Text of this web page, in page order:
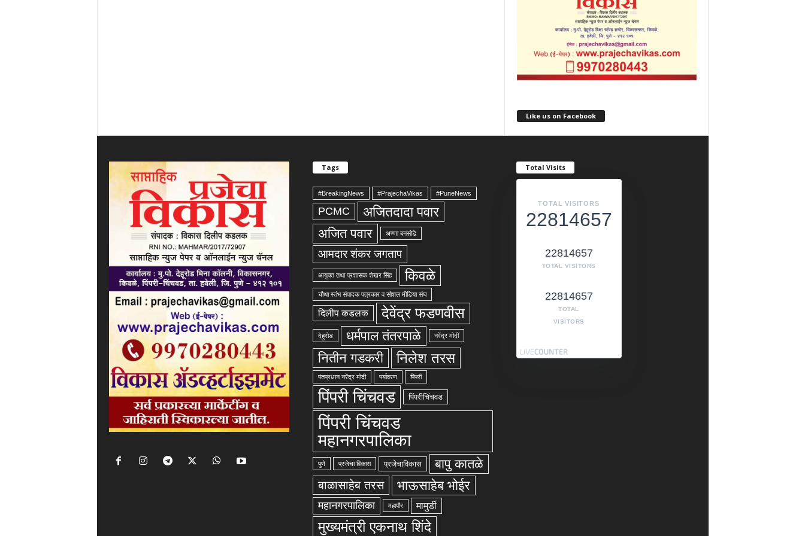
Like us on Facebook
Tags
#BreakingNews #PrajechaVikas #PuneNews
PCMC अजितदादा पवार
अजित पवार अण्णा बनसोडे
आमदार शंकर जगताप
आयुक्त तथा प्रशासक शेखर सिंह किवळे
चौथा स्तंभ संपादक पत्रकार व सोशल मीडिया संघ
दिलीप कडलक देवेंद्र फडणवीस
देहुरोड धर्मपाल तंतरपाळे नरेंद्र मोदीं
नितीन गडकरी निलेश तरस
पंतप्रधान नरेंद्र मोदी पर्यावरण पिंपरी
पिंपरी चिंचवड पिंपरीचिंचवड
पिंपरी चिंचवड
महानगरपालिका
पुणे प्रजेचा विकास प्रजेचाविकास बापु कातळे
बाळासाहेब तरस भाऊसाहेब भोईर
महानगरपालिका महापौर मामुर्डी
मुख्यमंत्री एकनाथ शिंदे
Total Visits
TOTAL VISITORS
22814657
22814657
TOTAL VISITORS
22814657
TOTAL
VISITORS